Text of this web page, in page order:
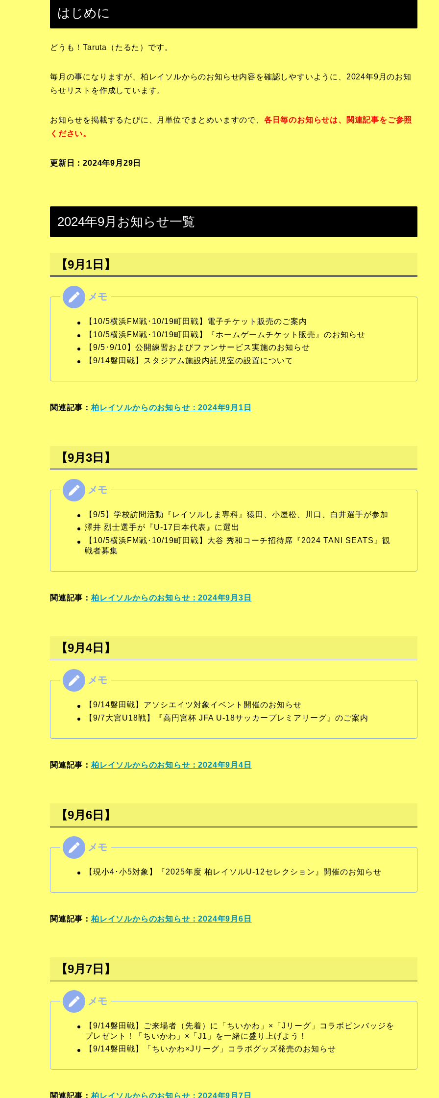
はじめに
どうも！Taruta（たるた）です。
毎月の事になりますが、柏レイソルからのお知らせ内容を確認しやすいように、2024年9月のお知
らせリストを作成しています。
お知らせを掲載するたびに、月単位でまとめいますので、 各日毎のお知らせは、関連記事をご参照
ください。
更新日：2024年9月29 日
2024年9月お知らせ一覧
【9月1日】
【10/5横浜FM戦･10/19町田戦】電子チケット販売のご案内
【10/5横浜FM戦･10/19町田戦】『ホームゲームチケット販売』のお知らせ
【9/5･9/10】公開練習およびファンサービス実施のお知らせ
【9/14磐田戦】スタジアム施設内託児室の設置について
関連記事：柏レイソルからのお知らせ：2024年9月1日
【9月3日】
【9/5】学校訪問活動『レイソルしま専科』猿田、小屋松、川口、白井選手が参加
澤井 烈士選手が『U-17日本代表』に選出
【10/5横浜FM戦･10/19町田戦】大谷 秀和コーチ招待席『2024 TANI SEATS』観
戦者募集
関連記事：柏レイソルからのお知らせ：2024年9月3日
【9月4日】
【9/14磐田戦】アソシエイツ対象イベント開催のお知らせ
【9/7大宮U18戦】『高円宮杯 JFA U-18サッカープレミアリーグ』のご案内
関連記事：柏レイソルからのお知らせ：2024年9月4日
【9月6日】
【現小4･小5対象】『2025年度 柏レイソルU-12セレクション』開催のお知らせ
関連記事：柏レイソルからのお知らせ：2024年9月6日
【9月7日】
【9/14磐田戦】ご来場者（先着）に「ちいかわ」×「Jリーグ」コラボピンバッジを
プレゼント！「ちいかわ」×「J1」を一緒に盛り上げよう！
【9/14磐田戦】「ちいかわ×Jリーグ」コラボグッズ発売のお知らせ
関連記事：柏レイソルからのお知らせ：2024年9月7日